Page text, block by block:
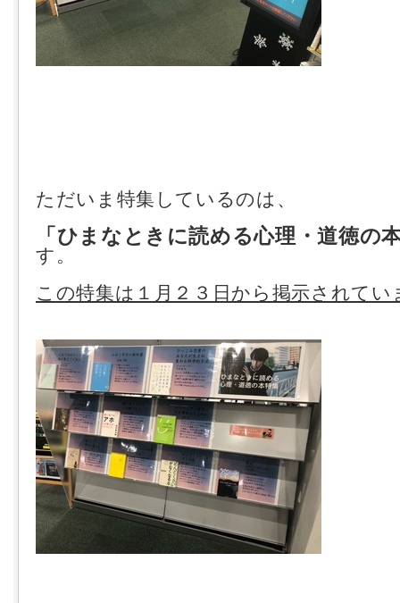
ただいま特集しているのは、
「ひまなときに読める心理・道徳の
す。
この特集は１月２３日から掲示されてい